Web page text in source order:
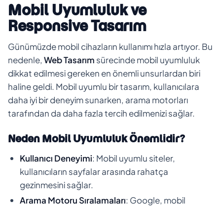
Mobil Uyumluluk ve
Responsive Tasarım
Günümüzde mobil cihazların kullanımı hızla artıyor. Bu
nedenle, Web Tasarım sürecinde mobil uyumluluk
dikkat edilmesi gereken en önemli unsurlardan biri
haline geldi. Mobil uyumlu bir tasarım, kullanıcılara
daha iyi bir deneyim sunarken, arama motorları
tarafından da daha fazla tercih edilmenizi sağlar.
Neden Mobil Uyumluluk Önemlidir?
Kullanıcı Deneyimi: Mobil uyumlu siteler,
kullanıcıların sayfalar arasında rahatça
gezinmesini sağlar.
Arama Motoru Sıralamaları: Google, mobil